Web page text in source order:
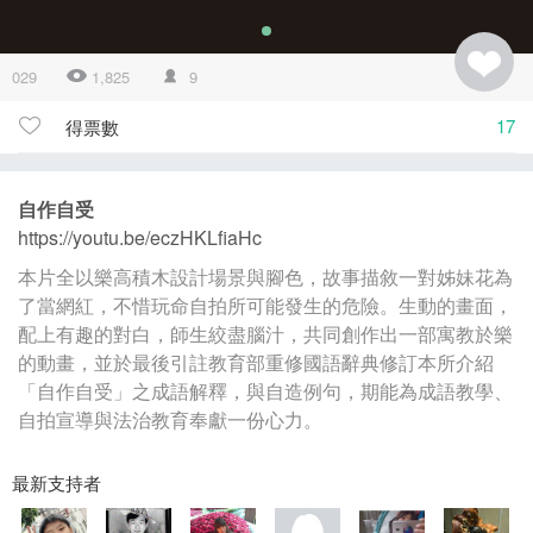
029 1,825 9
得票數 17
自作自受
https://youtu.be/eczHKLfiaHc
本片全以樂高積木設計場景與腳色，故事描敘一對姊妹花為
了當網紅，不惜玩命自拍所可能發生的危險。生動的畫面，
配上有趣的對白，師生絞盡腦汁，共同創作出一部寓教於樂
的動畫，並於最後引註教育部重修國語辭典修訂本所介紹
「自作自受」之成語解釋，與自造例句，期能為成語教學、
自拍宣導與法治教育奉獻一份心力。
最新支持者